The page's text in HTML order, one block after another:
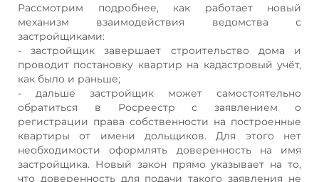
Рассмотрим подробнее, как работает новый
механизм взаимодействия ведомства с
застройщиками:
- застройщик завершает строительство дома и
проводит постановку квартир на кадастровый учёт,
как было и раньше;
- дальше застройщик может самостоятельно
обратиться в Росреестр с заявлением о
регистрации права собственности на построенные
квартиры от имени дольщиков. Для этого нет
необходимости оформлять доверенность на имя
застройщика. Новый закон прямо указывает на то,
что доверенность для подачи такого заявления не